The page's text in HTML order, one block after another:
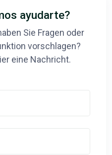
ayudarte?
Sie Fragen oder
vorschlagen?
eine Nachricht.